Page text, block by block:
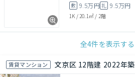
敷 9.5万円礼 9.5万円
1K / 20.1㎡ / 2階
全4件を表示する
賃貸マンション 文京区 12階建 2022年築